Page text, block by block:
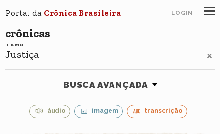
Portal da Crônica Brasileira LOGIN
crônicas
TEMA
Justiça
BUSCA AVANÇADA
áudio imagem transcrição